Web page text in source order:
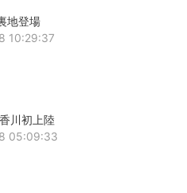
地登場
10:29:37
川初上陸
05:09:33